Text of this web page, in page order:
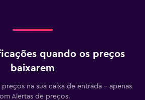
quando os preços
baixarem
na sua caixa de entrada - apenas
Alertas de preços.